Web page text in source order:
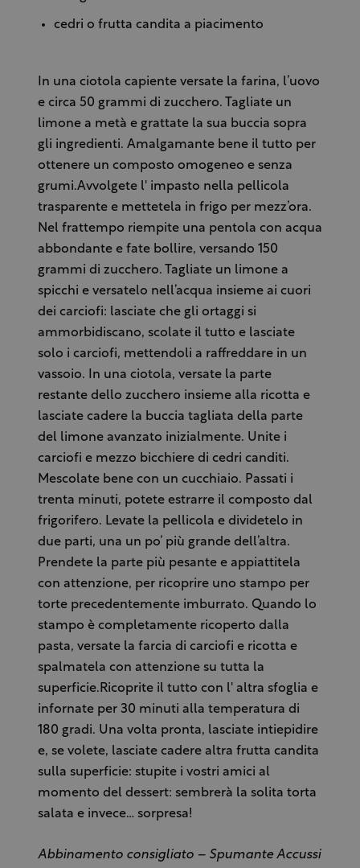
cedri o frutta candita a piacimento
In una ciotola capiente versate la farina, l’uovo
e circa 50 grammi di zucchero. Tagliate un
limone a metà e grattate la sua buccia sopra
gli ingredienti. Amalgamante bene il tutto per
ottenere un composto omogeneo e senza
grumi.Avvolgete l' impasto nella pellicola
trasparente e mettetela in frigo per mezz’ora.
Nel frattempo riempite una pentola con acqua
abbondante e fate bollire, versando 150
grammi di zucchero. Tagliate un limone a
spicchi e versatelo nell’acqua insieme ai cuori
dei carciofi: lasciate che gli ortaggi si
ammorbidiscano, scolate il tutto e lasciate
solo i carciofi, mettendoli a raffreddare in un
vassoio. In una ciotola, versate la parte
restante dello zucchero insieme alla ricotta e
lasciate cadere la buccia tagliata della parte
del limone avanzato inizialmente. Unite i
carciofi e mezzo bicchiere di cedri canditi.
Mescolate bene con un cucchiaio. Passati i
trenta minuti, potete estrarre il composto dal
frigorifero. Levate la pellicola e dividetelo in
due parti, una un po’ più grande dell’altra.
Prendete la parte più pesante e appiattitela
con attenzione, per ricoprire uno stampo per
torte precedentemente imburrato. Quando lo
stampo è completamente ricoperto dalla
pasta, versate la farcia di carciofi e ricotta e
spalmatela con attenzione su tutta la
superficie.Ricoprite il tutto con l' altra sfoglia e
infornate per 30 minuti alla temperatura di
180 gradi. Una volta pronta, lasciate intiepidire
e, se volete, lasciate cadere altra frutta candita
sulla superficie: stupite i vostri amici al
momento del dessert: sembrerà la solita torta
salata e invece… sorpresa!
Abbinamento consigliato – Spumante Accussi